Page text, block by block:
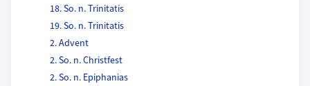
18. So. n. Trinitatis
19. So. n. Trinitatis
2. Advent
2. So. n. Christfest
2. So. n. Epiphanias